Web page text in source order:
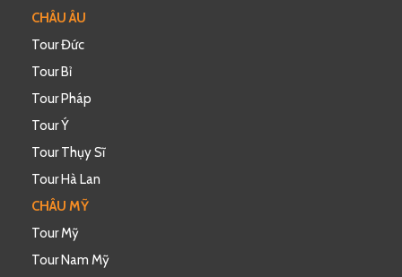
CHÂU ÂU
Tour Đức
Tour Bỉ
Tour Pháp
Tour Ý
Tour Thụy Sĩ
Tour Hà Lan
CHÂU MỸ
Tour Mỹ
Tour Nam Mỹ